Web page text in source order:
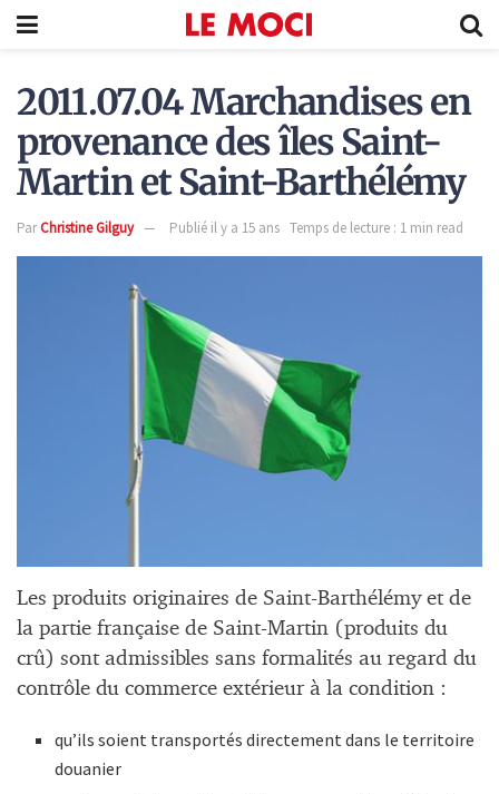
2011.07.04 Marchandises en
provenance des îles Saint-
Martin et Saint-Barthélémy
ParChristine Gilguy Publié il y a 15 ans Temps de lecture : 1 min read
Les produits originaires de Saint-Barthélémy et de
la partie française de Saint-Martin (produits du
crû) sont admissibles sans formalités au regard du
contrôle du commerce extérieur à la condition :
qu’ils soient transportés directement dans le territoire
douanier